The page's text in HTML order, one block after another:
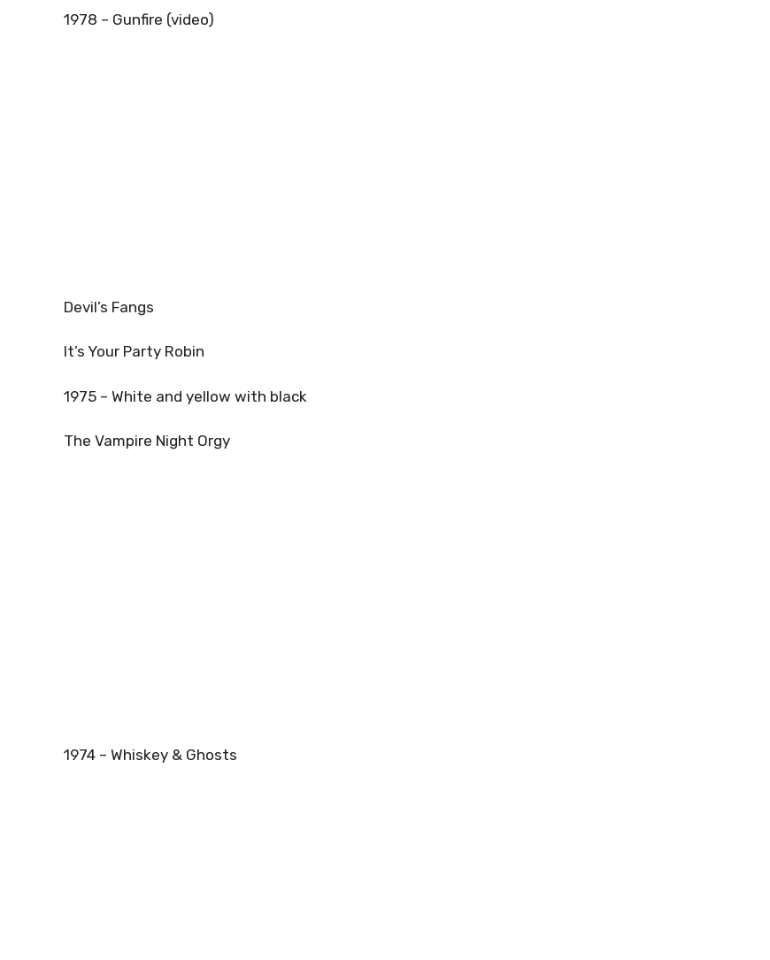
1978 – Gunfire (video)
Devil’s Fangs
It’s Your Party Robin
1975 – White and yellow with black
The Vampire Night Orgy
1974 – Whiskey & Ghosts